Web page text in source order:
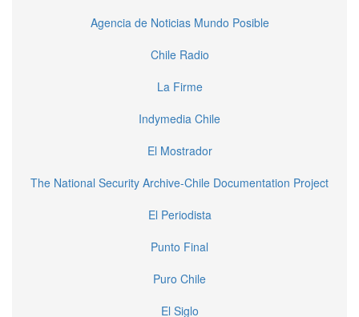
Agencia de Noticias Mundo Posible
Chile Radio
La Firme
Indymedia Chile
El Mostrador
The National Security Archive-Chile Documentation Project
El Periodista
Punto Final
Puro Chile
El Siglo